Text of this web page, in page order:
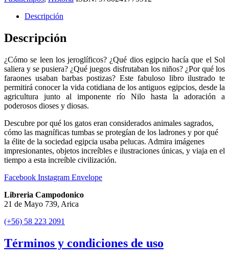
Descripción
Descripción
¿Cómo se leen los jeroglíficos? ¿Qué dios egipcio hacía que el Sol
saliera y se pusiera? ¿Qué juegos disfrutaban los niños? ¿Por qué los
faraones usaban barbas postizas? Este fabuloso libro ilustrado te
permitirá conocer la vida cotidiana de los antiguos egipcios, desde la
agricultura junto al imponente río Nilo hasta la adoración a
poderosos dioses y diosas.
Descubre por qué los gatos eran considerados animales sagrados,
cómo las magníficas tumbas se protegían de los ladrones y por qué
la élite de la sociedad egipcia usaba pelucas. Admira imágenes
impresionantes, objetos increíbles e ilustraciones únicas, y viaja en el
tiempo a esta increíble civilización.
Facebook Instagram Envelope
Libreria Campodonico
21 de Mayo 739, Arica
(+56) 58 223 2091
Términos y condiciones de uso